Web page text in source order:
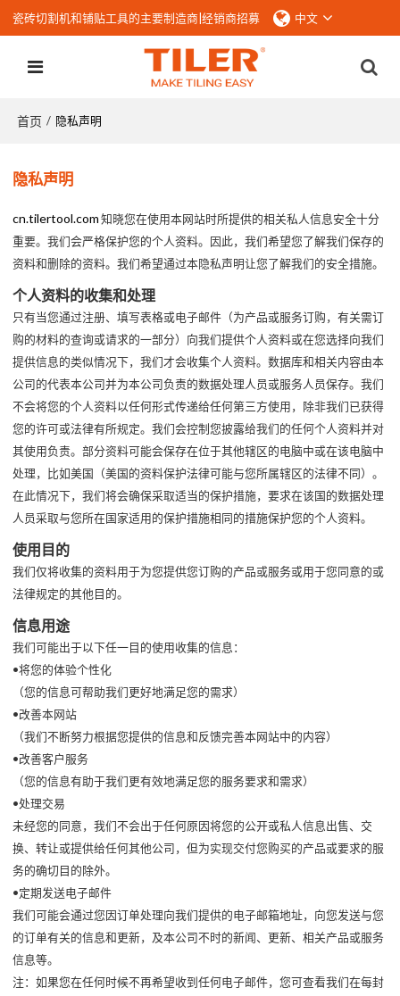
瓷砖切割机和铺贴工具的主要制造商|经销商招募 中文
首页 / 隐私声明
隐私声明
cn.tilertool.com知晓您在使用本网站时所提供的相关私人信息安全十分
重要。我们会严格保护您的个人资料。因此，我们希望您了解我们保存的
资料和删除的资料。我们希望通过本隐私声明让您了解我们的安全措施。
个人资料的收集和处理
只有当您通过注册、填写表格或电子邮件（为产品或服务订购，有关需订
购的材料的查询或请求的一部分）向我们提供个人资料或在您选择向我们
提供信息的类似情况下，我们才会收集个人资料。数据库和相关内容由本
公司的代表本公司并为本公司负责的数据处理人员或服务人员保存。我们
不会将您的个人资料以任何形式传递给任何第三方使用，除非我们已获得
您的许可或法律有所规定。我们会控制您披露给我们的任何个人资料并对
其使用负责。部分资料可能会保存在位于其他辖区的电脑中或在该电脑中
处理，比如美国（美国的资料保护法律可能与您所属辖区的法律不同）。
在此情况下，我们将会确保采取适当的保护措施，要求在该国的数据处理
人员采取与您所在国家适用的保护措施相同的措施保护您的个人资料。
使用目的
我们仅将收集的资料用于为您提供您订购的产品或服务或用于您同意的或
法律规定的其他目的。
信息用途
我们可能出于以下任一目的使用收集的信息：
•将您的体验个性化
（您的信息可帮助我们更好地满足您的需求）
•改善本网站
（我们不断努力根据您提供的信息和反馈完善本网站中的内容）
•改善客户服务
（您的信息有助于我们更有效地满足您的服务要求和需求）
•处理交易
未经您的同意，我们不会出于任何原因将您的公开或私人信息出售、交
换、转让或提供给任何其他公司，但为实现交付您购买的产品或要求的服
务的确切目的除外。
•定期发送电子邮件
我们可能会通过您因订单处理向我们提供的电子邮箱地址，向您发送与您
的订单有关的信息和更新，及本公司不时的新闻、更新、相关产品或服务
信息等。
注：如果您在任何时候不再希望收到任何电子邮件，您可查看我们在每封